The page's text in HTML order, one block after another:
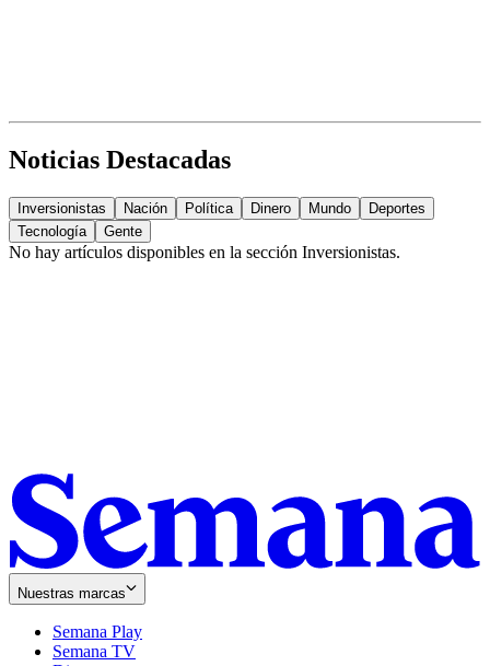
Noticias Destacadas
Inversionistas Nación Política Dinero Mundo
Deportes
Tecnología
Gente
No hay artículos disponibles en la sección Inversionistas.
Nuestras marcas
Semana Play
Semana TV